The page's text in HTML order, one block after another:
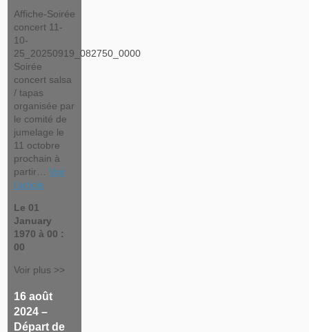
Affiche-Soirée
concert 11-
10-
25_20250919_082750_0000
Soirée
concert salsa
/ tapas
organisée par
le comité de
jumelage le
11 octobre
prochain à
partir… Voir
l’article
Le 01
January
1970 à 00 :
00
Voir plus >>
16 août
2024 –
Départ de